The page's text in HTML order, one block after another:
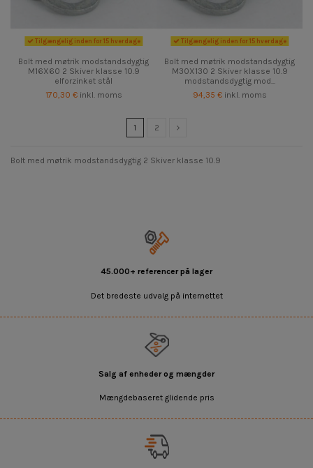
Tilgængelig inden for 15 hverdage
Bolt med møtrik modstandsdygtig
M16X60 2 Skiver klasse 10.9
elforzinket stål
170,30 € inkl. moms
Tilgængelig inden for 15 hverdage
Bolt med møtrik modstandsdygtig
M30X130 2 Skiver klasse 10.9
modstandsdygtig mod...
94,35 € inkl. moms
1 2
Bolt med møtrik modstandsdygtig 2 Skiver klasse 10.9
45.000+ referencer på lager
Det bredeste udvalg på internettet
Salg af enheder og mængder
Mængdebaseret glidende pris